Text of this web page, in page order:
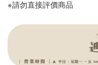
※請勿直接評價商品